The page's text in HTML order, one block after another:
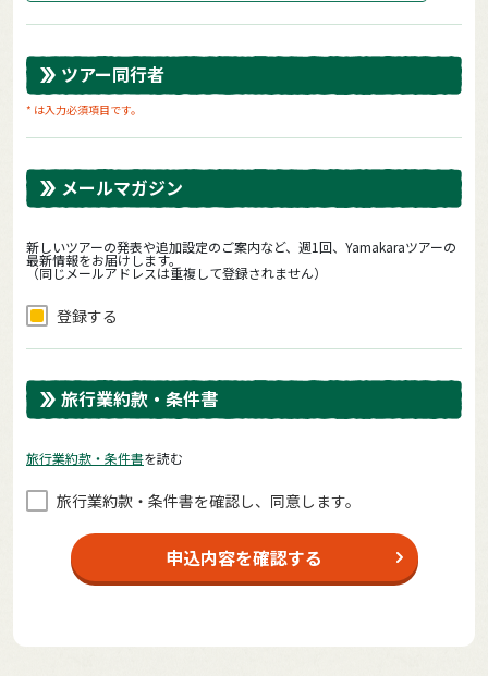
ツアー同行者
* は入力必須項目です。
メールマガジン
新しいツアーの発表や追加設定のご案内など、週1回、Yamakaraツアーの
最新情報をお届けします。
（同じメールアドレスは重複して登録されません）
登録する
旅行業約款・条件書
旅⾏業約款・条件書を読む
旅⾏業約款・条件書を確認し、同意します。
申込内容を確認する